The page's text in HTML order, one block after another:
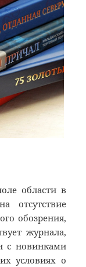
области в
отсутствие
обозрения,
журнала,
с новинками
условиях о